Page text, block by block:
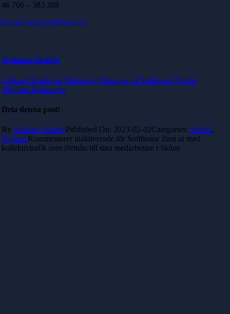
706 – 383 388
Ardiana Spahija
Ardiana Spahija är Marketing Manager på Softhouse Nordic
Mer från författaren
Dela denna post!
By Ardiana SpahijaPublished On: 2023-02-02Categories: Artikel,
NyheterKommentarer inaktiverade för Softhouse först ut med
kollektivtrafik som förmån till sina medarbetare i Skåne